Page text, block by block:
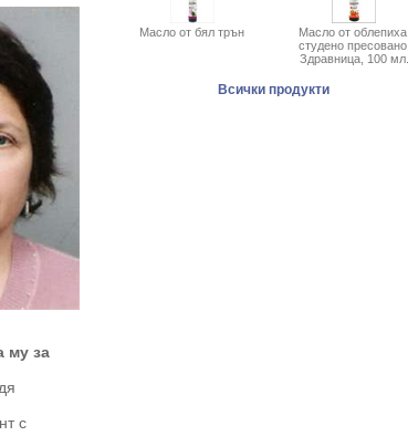
му за
с
Масло от бял трън
Масло от облепиха,
студено пресовано,
Здравница, 100 мл.
Всички продукти